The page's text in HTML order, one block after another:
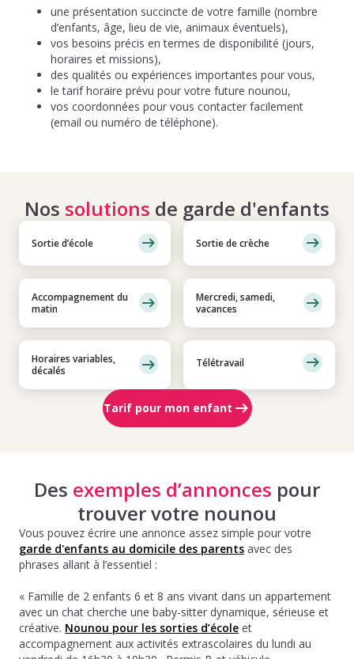
une présentation succincte de votre famille (nombre
d’enfants, âge, lieu de vie, animaux éventuels),
vos besoins précis en termes de disponibilité (jours,
horaires et missions),
des qualités ou expériences importantes pour vous,
le tarif horaire prévu pour votre future nounou,
vos coordonnées pour vous contacter facilement
(email ou numéro de téléphone).
Nos solutions de garde d'enfants
Sortie d’école Sortie de crèche
Accompagnement du
matin
Mercredi, samedi,
vacances
Horaires variables,
décalés
Télétravail
Tarif pour mon enfant
Des exemples d’annonces pour
trouver votre nounou
Vous pouvez écrire une annonce assez simple pour votre
garde d'enfants au domicile des parents avec des
phrases allant à l’essentiel :
« Famille de 2 enfants 6 et 8 ans vivant dans un appartement
avec un chat cherche une baby-sitter dynamique, sérieuse et
créative. Nounou pour les sorties d’école et
accompagnement aux activités extrascolaires du lundi au